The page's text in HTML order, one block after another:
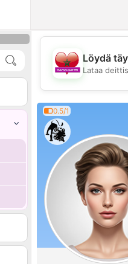
Löydä
Lataa
0.5/1